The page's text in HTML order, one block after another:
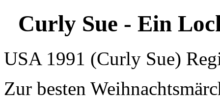
Curly Sue - Ein
USA 1991 (Curly Sue)
Zur besten